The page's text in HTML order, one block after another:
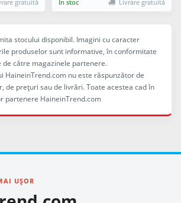
gratuită În stoc Livrare gratuită
stocului disponibil. Imagini cu caracter
produselor sunt informative, în conformitate
de către magazinele partenere.
HaineinTrend.com nu este răspunzător de
de preţuri sau de livrări. Toate acestea cad în
partenere HaineinTrend.com
UȘOR